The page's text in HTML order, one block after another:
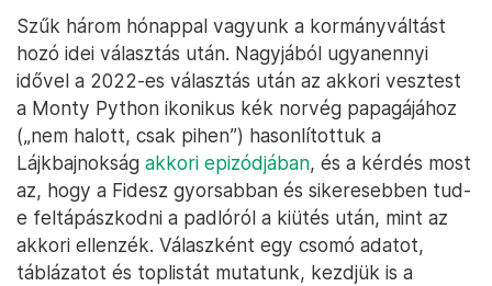
Szűk három hónappal vagyunk a kormányváltást
hozó idei választás után. Nagyjából ugyanennyi
idővel a 2022-es választás után az akkori vesztest
a Monty Python ikonikus kék norvég papagájához
(„nem halott, csak pihen”) hasonlítottuk a
Lájkbajnokság akkori epizódjában, és a kérdés most
az, hogy a Fidesz gyorsabban és sikeresebben tud-
e feltápászkodni a padlóról a kiütés után, mint az
akkori ellenzék. Válaszként egy csomó adatot,
táblázatot és toplistát mutatunk, kezdjük is a